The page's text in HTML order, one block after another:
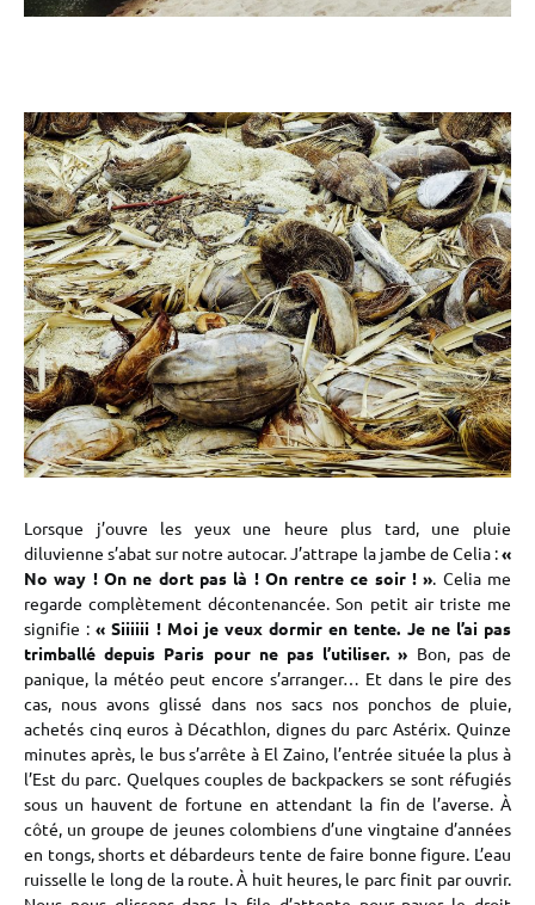
Lorsque j’ouvre les yeux une heure plus tard, une pluie
diluvienne s’abat sur notre autocar. J’attrape la jambe de Celia :«
No way ! On ne dort pas là ! On rentre ce soir ! ». Celia me
regarde complètement décontenancée. Son petit air triste me
signifie :« Siiiiii ! Moi je veux dormir en tente. Je ne l’ai pas
trimballé depuis Paris pour ne pas l’utiliser. » Bon, pas de
panique, la météo peut encore s’arranger… Et dans le pire des
cas, nous avons glissé dans nos sacs nos ponchos de pluie,
achetés cinq euros à Décathlon, dignes du parc Astérix. Quinze
minutes après, le bus s’arrête à El Zaino, l’entrée située la plus à
l’Est du parc. Quelques couples de backpackers se sont réfugiés
sous un hauvent de fortune en attendant la fin de l’averse. À
côté, un groupe de jeunes colombiens d’une vingtaine d’années
en tongs, shorts et débardeurs tente de faire bonne figure. L’eau
ruisselle le long de la route. À huit heures, le parc finit par ouvrir.